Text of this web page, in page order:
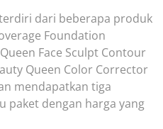
dari beberapa produk
Foundation
Face Sculpt Contour
Queen Color Corrector
mendapatkan tiga
paket dengan harga yang